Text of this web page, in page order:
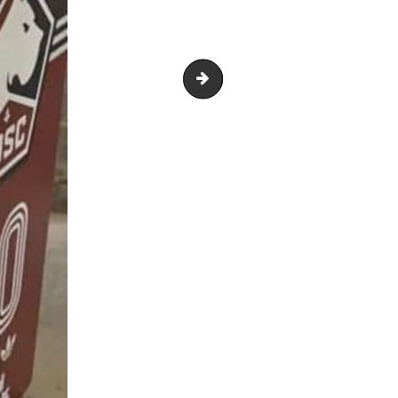
WhatsApp Image 2021-05-14 at